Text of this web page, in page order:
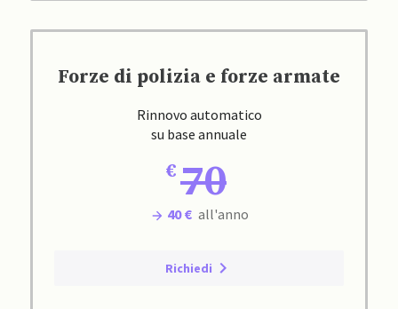
Forze di polizia e forze armate
Rinnovo automatico
su base annuale
70
40 € all'anno
Richiedi